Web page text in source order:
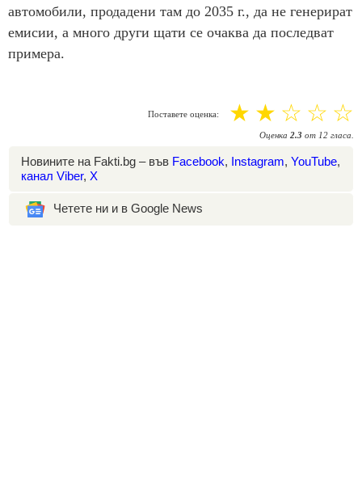
автомобили, продадени там до 2035 г., да не генерират
емисии, а много други щати се очаква да последват
примера.
Поставете оценка: ☆
☆
☆
☆
☆
Оценка 2.3 от 12 гласа.
Новините на Fakti.bg – във Facebook, Instagram, YouTube,
канал Viber, X
Четете ни и в Google News